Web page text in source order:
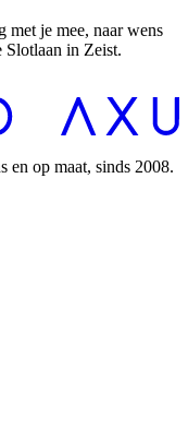
met je mee, naar wens
Slotlaan in Zeist.
op maat, sinds 2008.